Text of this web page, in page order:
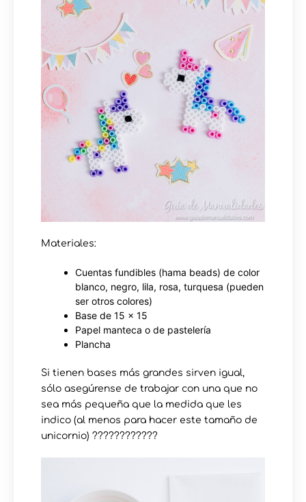
Materiales:
Cuentas fundibles (hama beads) de color
blanco, negro, lila, rosa, turquesa (pueden
ser otros colores)
Base de 15 x 15
Papel manteca o de pastelería
Plancha
Si tienen bases más grandes sirven igual,
sólo asegúrense de trabajar con una que no
sea más pequeña que la medida que les
indico (al menos para hacer este tamaño de
unicornio) ????????????